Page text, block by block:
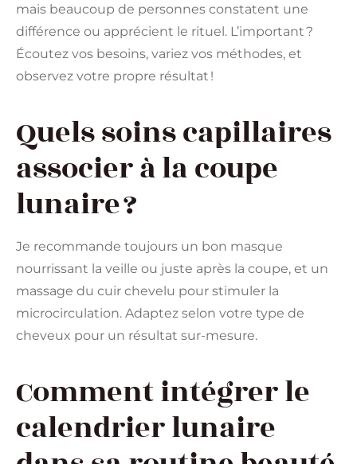
mais beaucoup de personnes constatent une
différence ou apprécient le rituel. L’important ?
Écoutez vos besoins, variez vos méthodes, et
observez votre propre résultat !
Quels soins capillaires
associer à la coupe
lunaire ?
Je recommande toujours un bon masque
nourrissant la veille ou juste après la coupe, et un
massage du cuir chevelu pour stimuler la
microcirculation. Adaptez selon votre type de
cheveux pour un résultat sur-mesure.
Comment intégrer le
calendrier lunaire